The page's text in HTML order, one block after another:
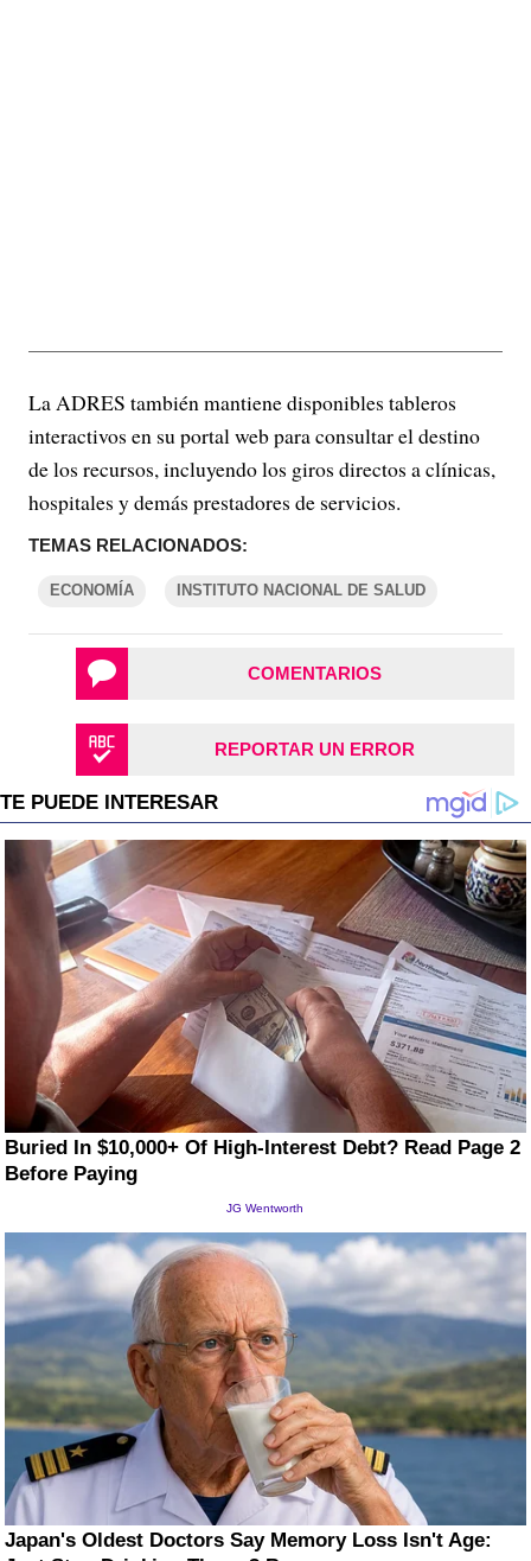
La ADRES también mantiene disponibles tableros
interactivos en su portal web para consultar el destino
de los recursos, incluyendo los giros directos a clínicas,
hospitales y demás prestadores de servicios.
TEMAS RELACIONADOS:
ECONOMÍA INSTITUTO NACIONAL DE SALUD
COMENTARIOS
REPORTAR UN ERROR